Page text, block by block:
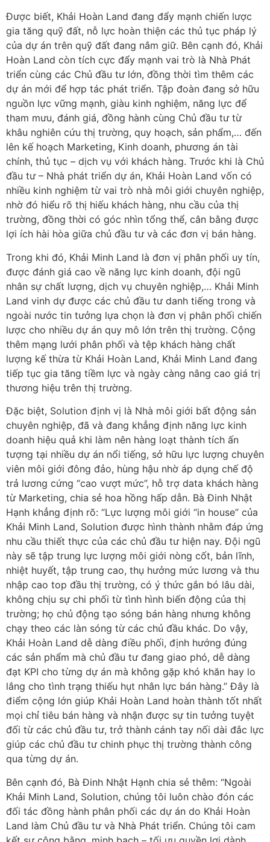
Được biết, Khải Hoàn Land đang đẩy mạnh chiến lược
gia tăng quỹ đất, nỗ lực hoàn thiện các thủ tục pháp lý
của dự án trên quỹ đất đang nắm giữ. Bên cạnh đó, Khải
Hoàn Land còn tích cực đẩy mạnh vai trò là Nhà Phát
triển cùng các Chủ đầu tư lớn, đồng thời tìm thêm các
dự án mới để hợp tác phát triển. Tập đoàn đang sở hữu
nguồn lực vững mạnh, giàu kinh nghiệm, năng lực để
tham mưu, đánh giá, đồng hành cùng Chủ đầu tư từ
khâu nghiên cứu thị trường, quy hoạch, sản phẩm,… đến
lên kế hoạch Marketing, Kinh doanh, phương án tài
chính, thủ tục – dịch vụ với khách hàng. Trước khi là Chủ
đầu tư – Nhà phát triển dự án, Khải Hoàn Land vốn có
nhiều kinh nghiệm từ vai trò nhà môi giới chuyên nghiệp,
nhờ đó hiểu rõ thị hiếu khách hàng, nhu cầu của thị
trường, đồng thời có góc nhìn tổng thể, cân bằng được
lợi ích hài hòa giữa chủ đầu tư và các đơn vị bán hàng.
Trong khi đó, Khải Minh Land là đơn vị phân phối uy tín,
được đánh giá cao về năng lực kinh doanh, đội ngũ
nhân sự chất lượng, dịch vụ chuyên nghiệp,… Khải Minh
Land vinh dự được các chủ đầu tư danh tiếng trong và
ngoài nước tin tưởng lựa chọn là đơn vị phân phối chiến
lược cho nhiều dự án quy mô lớn trên thị trường. Cộng
thêm mạng lưới phân phối và tệp khách hàng chất
lượng kế thừa từ Khải Hoàn Land, Khải Minh Land đang
tiếp tục gia tăng tiềm lực và ngày càng nâng cao giá trị
thương hiệu trên thị trường.
Đặc biệt, Solution định vị là Nhà môi giới bất động sản
chuyên nghiệp, đã và đang khẳng định năng lực kinh
doanh hiệu quả khi làm nên hàng loạt thành tích ấn
tượng tại nhiều dự án nổi tiếng, sở hữu lực lượng chuyên
viên môi giới đông đảo, hùng hậu nhờ áp dụng chế độ
trả lương cứng “cao vượt mức”, hỗ trợ data khách hàng
từ Marketing, chia sẻ hoa hồng hấp dẫn. Bà Đinh Nhật
Hạnh khẳng định rõ: “Lực lượng môi giới “in house” của
Khải Minh Land, Solution được hình thành nhằm đáp ứng
nhu cầu thiết thực của các chủ đầu tư hiện nay. Đội ngũ
này sẽ tập trung lực lượng môi giới nòng cốt, bản lĩnh,
nhiệt huyết, tập trung cao, thụ hưởng mức lương và thu
nhập cao top đầu thị trường, có ý thức gắn bó lâu dài,
không chịu sự chi phối từ tình hình biến động của thị
trường; họ chủ động tạo sóng bán hàng nhưng không
chạy theo các làn sóng từ các chủ đầu khác. Do vậy,
Khải Hoàn Land dễ dàng điều phối, định hướng đúng
các sản phẩm mà chủ đầu tư đang giao phó, dễ dàng
đạt KPI cho từng dự án mà không gặp khó khăn hay lo
lắng cho tình trạng thiếu hụt nhân lực bán hàng.” Đây là
điểm cộng lớn giúp Khải Hoàn Land hoàn thành tốt nhất
mọi chỉ tiêu bán hàng và nhận được sự tin tưởng tuyệt
đối từ các chủ đầu tư, trở thành cánh tay nối dài đắc lực
giúp các chủ đầu tư chinh phục thị trường thành công
qua từng dự án.
Bên cạnh đó, Bà Đinh Nhật Hạnh chia sẻ thêm: “Ngoài
Khải Minh Land, Solution, chúng tôi luôn chào đón các
đối tác đồng hành phân phối các dự án do Khải Hoàn
Land làm Chủ đầu tư và Nhà Phát triển. Chúng tôi cam